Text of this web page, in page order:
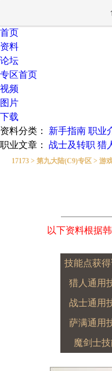
首页
资料
论坛
专区首页
视频
图片
下载
资料分类：
新手指南 职业
职业文章：
战士及转职 猎
17173 > 第九大陆(C9)专区 > 游
以下资料根据
技能点获得
猎人通用
战士通用
萨满通用
魔剑士